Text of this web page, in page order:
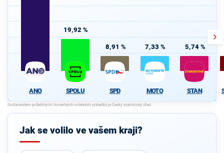
ANO
19,92 %
SPOLU
8,91 %
SPD
7,33 %
MOTO
5,74 %
STAN
Jak se volilo ve vašem kraji?